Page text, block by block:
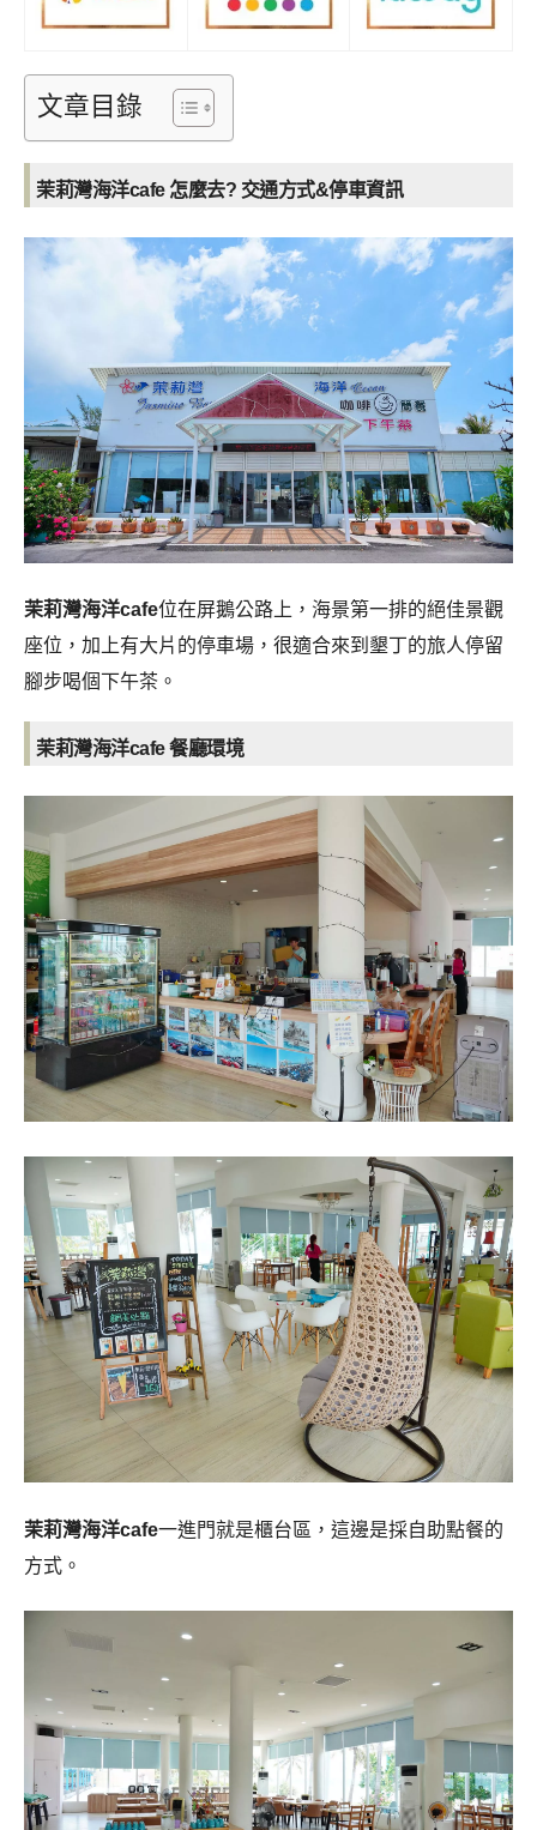
文章目錄
茉莉灣海洋cafe 怎麼去? 交通方式&停車資訊
茉莉灣海洋cafe位在屏鵝公路上，海景第一排的絕佳景觀
座位，加上有大片的停車場，很適合來到墾丁的旅人停留
腳步喝個下午茶。
茉莉灣海洋cafe 餐廳環境
茉莉灣海洋cafe一進門就是櫃台區，這邊是採自助點餐的
方式。